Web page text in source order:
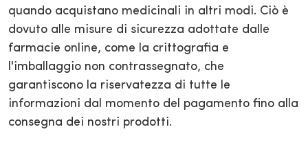
quando acquistano medicinali in altri modi. Ciò è
dovuto alle misure di sicurezza adottate dalle
farmacie online, come la crittografia e
l'imballaggio non contrassegnato, che
garantiscono la riservatezza di tutte le
informazioni dal momento del pagamento fino alla
consegna dei nostri prodotti.